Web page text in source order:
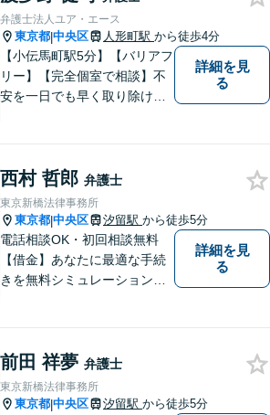
弁護士法人ユア・エース
東京都|中央区 人形町駅 から徒歩4分
【小伝馬町駅5分】【バリアフ
リー】【完全個室で相談】不
安を一日でも早く取り除ける
める最高の結果にこだわり続
けたいと考えております。 お
気軽にご相談ください。
詳細を見
る
西村 哲郎 弁護士
東京新橋法律事務所
東京都|中央区 汐留駅 から徒歩5分
電話相談OK・初回相談無料
【借金】あなたに最適な手続
きを無料シミュレーション
完全個室】夜間や休日のご相
談に対応可能
詳細を見
る
前田 祥夢 弁護士
東京新橋法律事務所
東京都|中央区 汐留駅 から徒歩5分